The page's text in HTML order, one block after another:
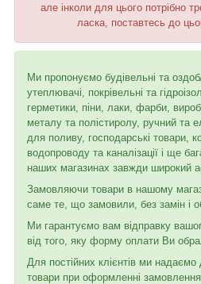
але інколи для цього потрібно
ласка, поставтесь до
Ми пропонуємо будівельні та
утеплювачі, покрівельні та
герметики, піни, лаки, фарби,
металу та полістиролу, ручний та
для поливу, господарські товари,
водопроводу та каналізації і ще
наших магазинах завжди широкий
Замовляючи товари в нашому
саме те, що замовили, без замін і
Ми гарантуємо вам відправку
від того, яку форму оплати Ви
Для постійних клієнтів ми надаємо
товари при оформленні